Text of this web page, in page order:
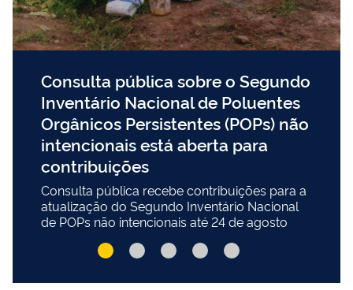
Consulta pública sobre o Segundo
Inventário Nacional de Poluentes
Orgânicos Persistentes (POPs) não
intencionais está aberta para
contribuições
Consulta pública recebe contribuições para a
atualização do Segundo Inventário Nacional
de POPs não intencionais até 24 de agosto